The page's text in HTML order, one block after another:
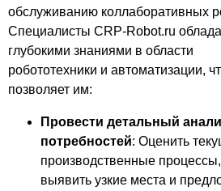
обслуживанию коллаборативных
Специалисты CRP-Robot.ru
глубокими знаниями в области
робототехники и автоматизации,
позволяет им:
Провести детальный
потребностей: Оценить
производственные процессы,
выявить узкие места и